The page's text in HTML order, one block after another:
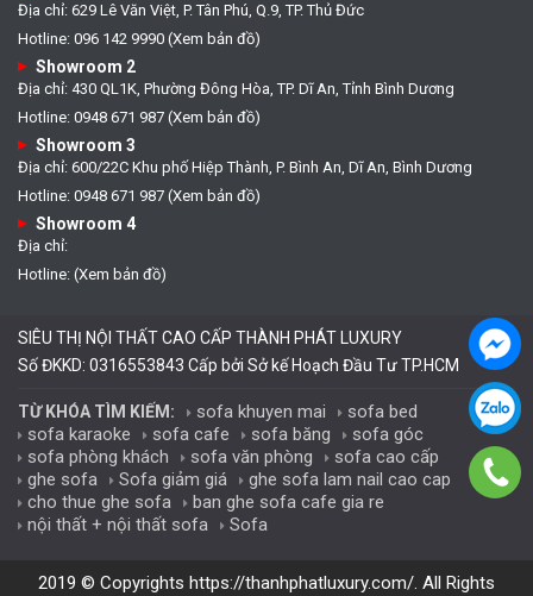
Địa chỉ: 629 Lê Văn Việt, P. Tân Phú, Q.9, TP. Thủ Đức
Hotline: 096 142 9990 (Xem bản đồ)
Showroom 2
Địa chỉ: 430 QL1K, Phường Đông Hòa, TP. Dĩ An, Tỉnh Bình Dương
Hotline: 0948 671 987 (Xem bản đồ)
Showroom 3
Địa chỉ: 600/22C Khu phố Hiệp Thành, P. Bình An, Dĩ An, Bình Dương
Hotline: 0948 671 987 (Xem bản đồ)
Showroom 4
Địa chỉ:
Hotline: (Xem bản đồ)
SIÊU THỊ NỘI THẤT CAO CẤP THÀNH PHÁT LUXURY
Số ĐKKD: 0316553843 Cấp bởi Sở kế Hoạch Đầu Tư TP.HCM
TỪ KHÓA TÌM KIẾM: sofa khuyen mai
sofa bed
sofa karaoke
sofa cafe sofa băng
sofa góc
sofa phòng khách
sofa văn phòng
sofa cao cấp
ghe sofa
Sofa giảm giá
ghe sofa lam nail cao cap
cho thue ghe sofa
ban ghe sofa cafe gia re
nội thất + nội thất sofa
Sofa
2019 © Copyrights https://thanhphatluxury.com/. All Rights